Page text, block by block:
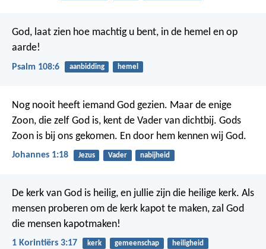
God, laat zien hoe machtig u bent, in de hemel en op
aarde!
Psalm 108:6 aanbidding hemel
Nog nooit heeft iemand God gezien. Maar de enige
Zoon, die zelf God is, kent de Vader van dichtbij. Gods
Zoon is bij ons gekomen. En door hem kennen wij God.
Johannes 1:18 Jezus Vader nabijheid
De kerk van God is heilig, en jullie zijn die heilige kerk. Als
mensen proberen om de kerk kapot te maken, zal God
die mensen kapotmaken!
1 Korintiërs 3:17 kerk gemeenschap heiligheid